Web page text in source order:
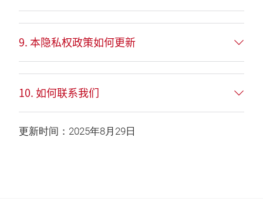
9. 本隐私权政策如何更新
10. 如何联系我们
更新时间：2025年8月29日